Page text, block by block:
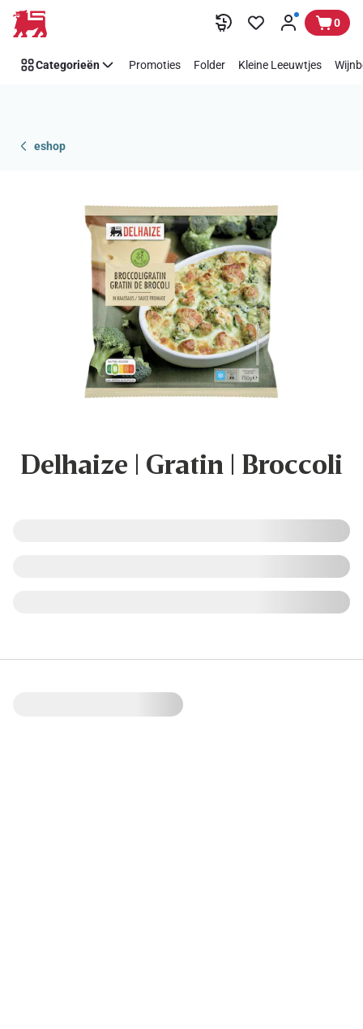
Overslaan 0
Categorieën Promoties Folder Kleine Leeuwtjes
eshop
Delhaize | Gratin | Broccoli